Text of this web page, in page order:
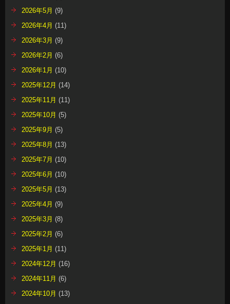
2026年5月 (9)
2026年4月 (11)
2026年3月 (9)
2026年2月 (6)
2026年1月 (10)
2025年12月 (14)
2025年11月 (11)
2025年10月 (5)
2025年9月 (5)
2025年8月 (13)
2025年7月 (10)
2025年6月 (10)
2025年5月 (13)
2025年4月 (9)
2025年3月 (8)
2025年2月 (6)
2025年1月 (11)
2024年12月 (16)
2024年11月 (6)
2024年10月 (13)